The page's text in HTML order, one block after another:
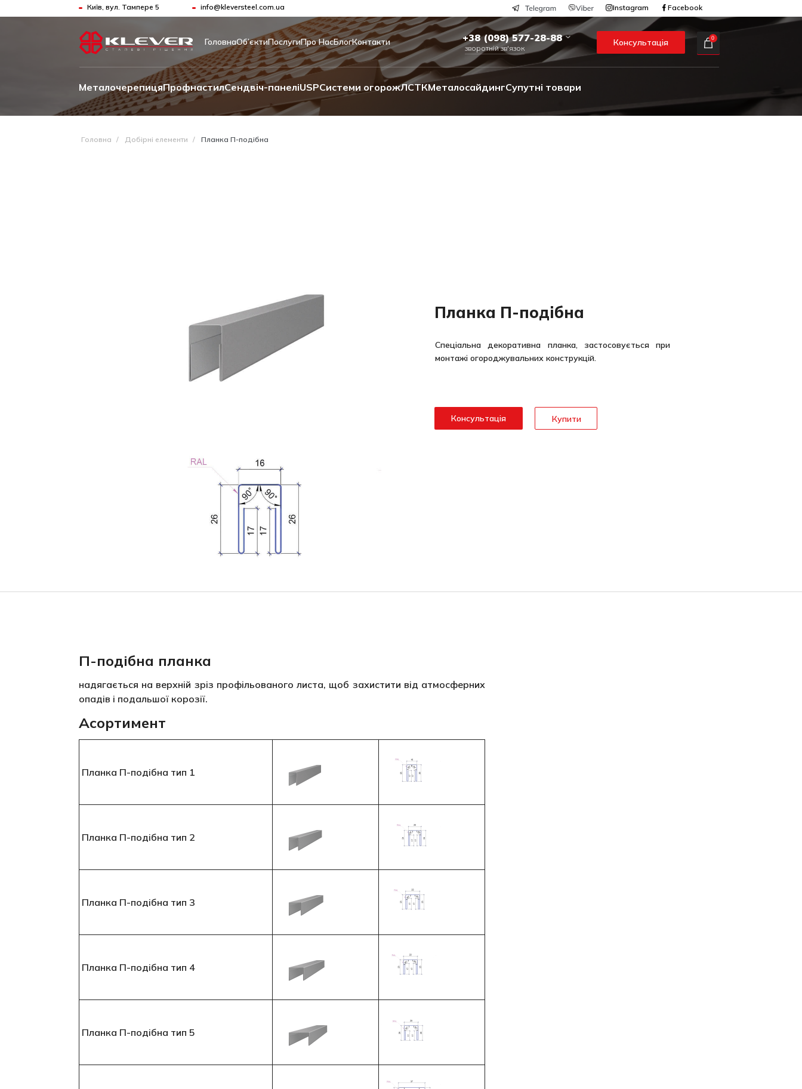
Київ, вул. Тампере 5 info@kleversteel.com.ua Instagram Facebook
ГоловнаОб’єктиПослугиПро НасБлогКонтакти +38 (098) 577-28-88
зворотній зв'язок
Консультація 0
МеталочерепицяПрофнастилСендвіч-панеліUSPСистеми огорожЛСТКМеталосайдингСупутні товари
Головна / Добірні елементи / Планка П-подібна
Планка П-подібна
Спеціальна декоративна планка, застосовується при
монтажі огороджувальних конструкцій.
Консультація Купити
П-подібна планка
надягається на верхній зріз профільованого листа, щоб захистити від атмосферних
опадів і подальшої корозії.
Асортимент
Планка П-подібна тип 1
Планка П-подібна тип 2
Планка П-подібна тип 3
Планка П-подібна тип 4
Планка П-подібна тип 5